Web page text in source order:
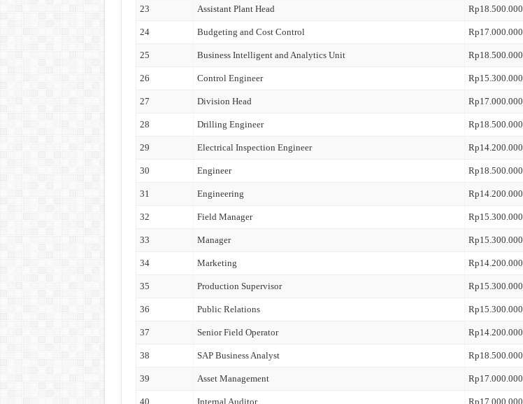
23 Assistant Plant Head Rp18.500.000
24 Budgeting and Cost Control Rp17.000.000
25 Business Intelligent and Analytics Unit Rp18.500.000
26 Control Engineer Rp15.300.000
27 Division Head Rp17.000.000
28 Drilling Engineer Rp18.500.000
29 Electrical Inspection Engineer Rp14.200.000
30 Engineer Rp18.500.000
31 Engineering Rp14.200.000
32 Field Manager Rp15.300.000
33 Manager Rp15.300.000
34 Marketing Rp14.200.000
35 Production Supervisor Rp15.300.000
36 Public Relations Rp15.300.000
37 Senior Field Operator Rp14.200.000
38 SAP Business Analyst Rp18.500.000
39 Asset Management Rp17.000.000
40 Internal Auditor Rp17.000.000